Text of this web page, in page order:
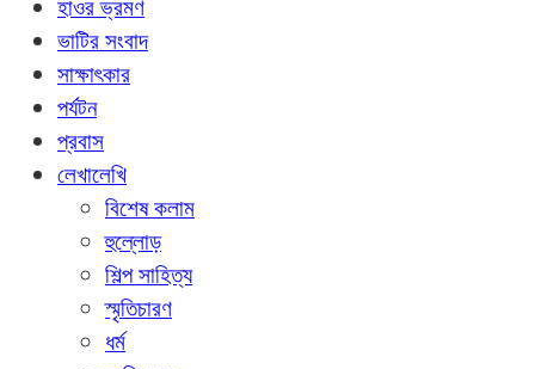
হাওর ভ্রমণ
ভাটির সংবাদ
সাক্ষাৎকার
পর্যটন
প্রবাস
লেখালেখি
বিশেষ কলাম
হুল্লোড়
শিল্প সাহিত্য
স্মৃতিচারণ
ধর্ম